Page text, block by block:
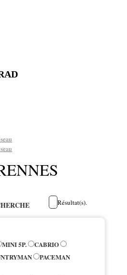
Résultat(s).
MINI 5P.
CABRIO
PACEMAN